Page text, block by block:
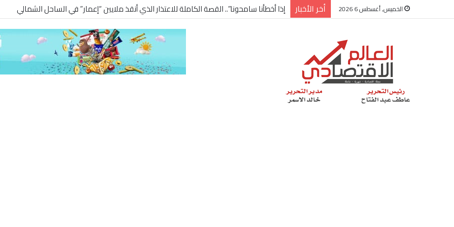
الخميس, أغسطس 6 2026 أخر الأخبار إذا أخطأنا سامحونا”.. القصة الكاملة للاعتذار الذي أنقذ ملايين “إعمار” في الساحل الشمالي